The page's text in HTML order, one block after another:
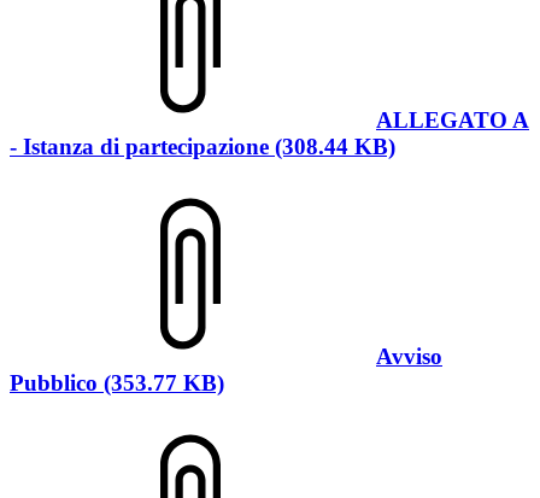
ALLEGATO A
- Istanza di partecipazione (308.44 KB)
Avviso
Pubblico (353.77 KB)